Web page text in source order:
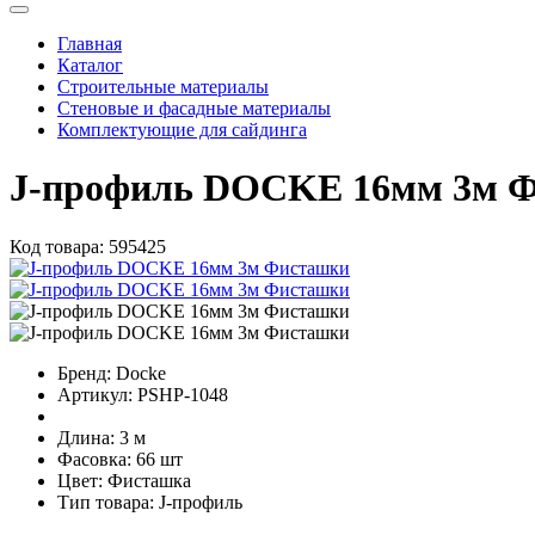
Главная
Каталог
Строительные материалы
Стеновые и фасадные материалы
Комплектующие для сайдинга
J-профиль DOCKE 16мм 3м
Код товара: 595425
Бренд: Docke
Артикул: PSHP-1048
Длина: 3 м
Фасовка: 66 шт
Цвет: Фисташка
Тип товара: J-профиль